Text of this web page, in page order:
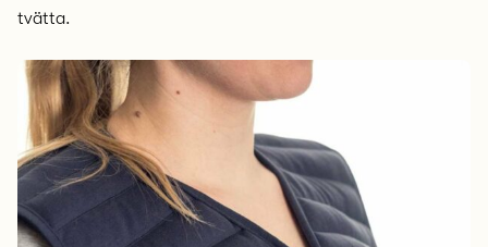
tvätta.